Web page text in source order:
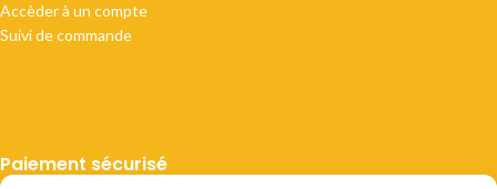
Accèder à un compte
Suivi de commande
Paiement sécurisé